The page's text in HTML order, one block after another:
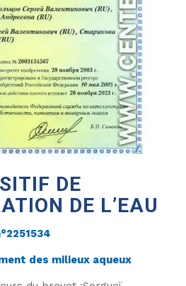
DE
DE L’EAU
des milieux aqueux